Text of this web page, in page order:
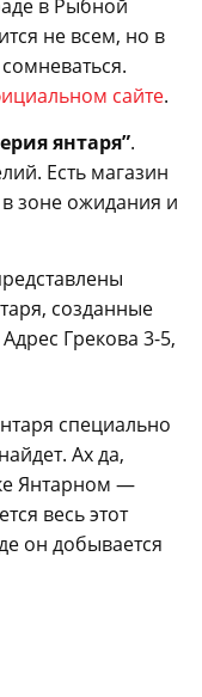
в Рыбной
не всем, но в
сайте.
янтаря”.
Есть магазин
в зоне ожидания и
созданные
Грекова 3-5,
специально
Ах да,
Янтарном —
весь этот
он добывается